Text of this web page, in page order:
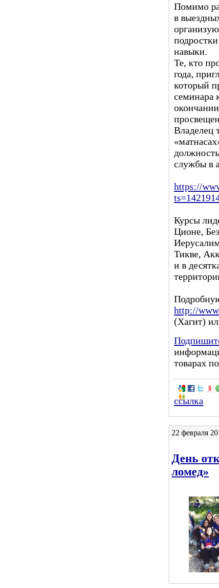
Помимо
в
навыки.
Те, кто
года,
который
семинара
Владелец
службы в
https://
Курсы
Ционе,
Тикве,
и в
http://
(Хагит)
товарах
ссылка
22 февраля
День
ломед»